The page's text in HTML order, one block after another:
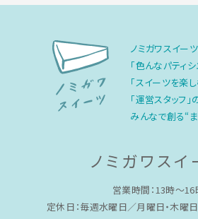
ノミガワスイー
「色んなパティシ
「スイーツを楽
「運営スタッフ」
みんなで創る“
ノミガワスイ
営業時間：13時〜16
定休日：毎週水曜日／月曜日・木曜